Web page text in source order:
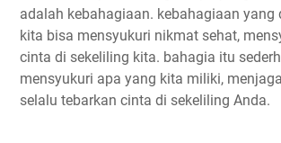
adalah kebahagiaan. kebahagiaan yang
kita bisa mensyukuri nikmat sehat,
cinta di sekeliling kita. bahagia itu
mensyukuri apa yang kita miliki,
selalu tebarkan cinta di sekeliling Anda.